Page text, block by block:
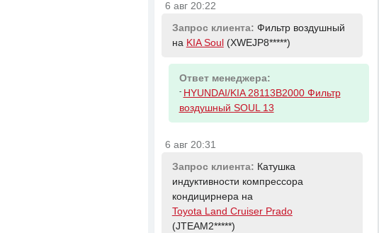
6 авг 20:22
Запрос клиента: Фильтр воздушный
на KIA Soul (XWEJP8*****)
Ответ менеджера:
- HYUNDAI/KIA 28113B2000 Фильтр
воздушный SOUL 13
6 авг 20:31
Запрос клиента: Катушка
индуктивности компрессора
кондицирнера на
Toyota Land Cruiser Prado
(JTEAM2*****)